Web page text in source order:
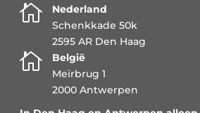

Nederland
Schenkkade 50k
2595 AR Den Haag

België
Meirbrug 1
2000 Antwerpen